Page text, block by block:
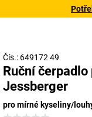
Čís.: 649172 49
Ruční
Jessberger
pro mírné kyseliny/